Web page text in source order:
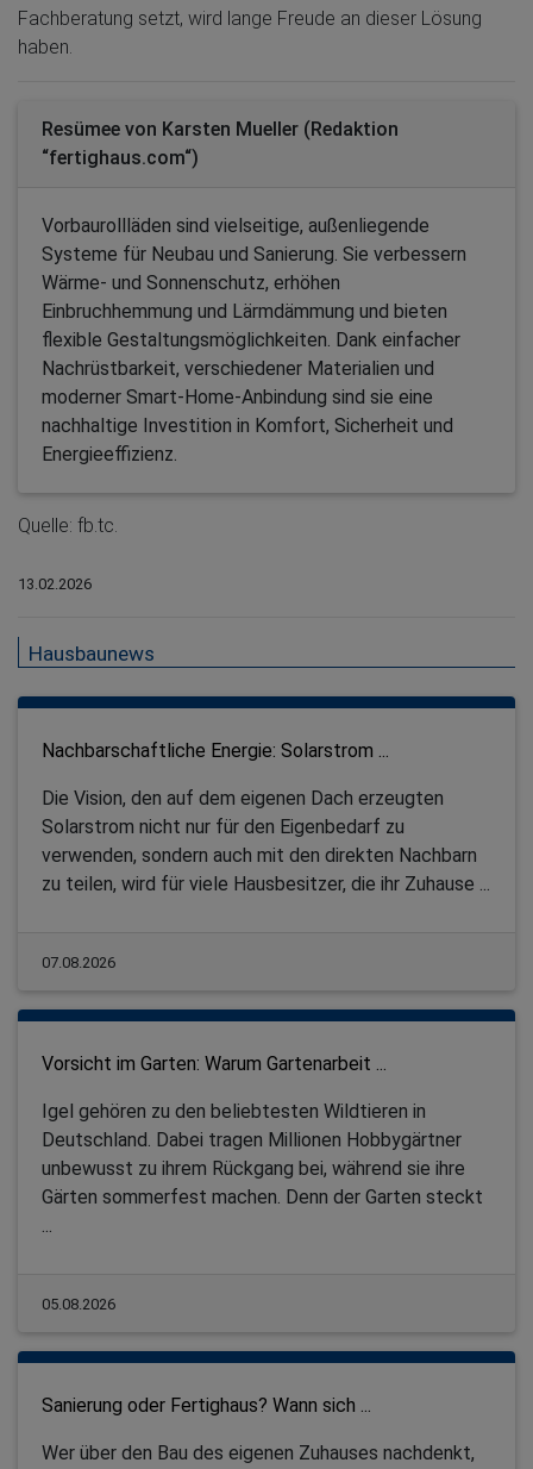
Fachberatung setzt, wird lange Freude an dieser Lösung
haben.
Resümee von Karsten Mueller (Redaktion
“fertighaus.com“)
Vorbaurollläden sind vielseitige, außenliegende
Systeme für Neubau und Sanierung. Sie verbessern
Wärme- und Sonnenschutz, erhöhen
Einbruchhemmung und Lärmdämmung und bieten
flexible Gestaltungsmöglichkeiten. Dank einfacher
Nachrüstbarkeit, verschiedener Materialien und
moderner Smart-Home-Anbindung sind sie eine
nachhaltige Investition in Komfort, Sicherheit und
Energieeffizienz.
Quelle: fb.tc.
13.02.2026
Hausbaunews
Nachbarschaftliche Energie: Solarstrom ...
Die Vision, den auf dem eigenen Dach erzeugten
Solarstrom nicht nur für den Eigenbedarf zu
verwenden, sondern auch mit den direkten Nachbarn
zu teilen, wird für viele Hausbesitzer, die ihr Zuhause ...
07.08.2026
Vorsicht im Garten: Warum Gartenarbeit ...
Igel gehören zu den beliebtesten Wildtieren in
Deutschland. Dabei tragen Millionen Hobbygärtner
unbewusst zu ihrem Rückgang bei, während sie ihre
Gärten sommerfest machen. Denn der Garten steckt
...
05.08.2026
Sanierung oder Fertighaus? Wann sich ...
Wer über den Bau des eigenen Zuhauses nachdenkt,